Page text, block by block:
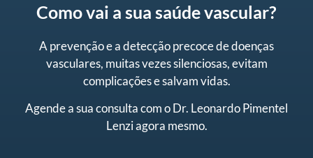
Como vai a sua saúde vascular?
A prevenção e a detecção precoce de doenças
vasculares, muitas vezes silenciosas, evitam
complicações e salvam vidas.
Agende a sua consultacom o Dr. Leonardo Pimentel
Lenzi agora mesmo.